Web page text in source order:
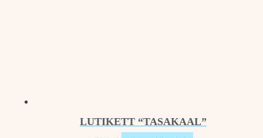
LUTIKETT “TASAKAAL”